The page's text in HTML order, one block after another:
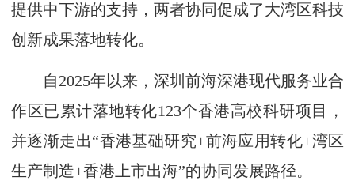
提供中下游的支持，两者协同促成了大湾区科技
创新成果落地转化。
自2025年以来，深圳前海深港现代服务业合
作区已累计落地转化123个香港高校科研项目，
并逐渐走出“香港基础研究+前海应用转化+湾区
生产制造+香港上市出海”的协同发展路径。